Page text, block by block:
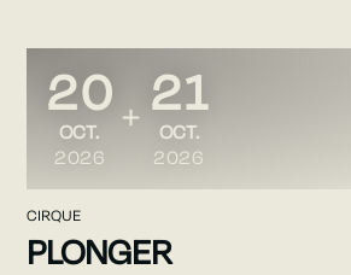
DU
20
OCTOBRE
OCT.
2026
AU
21
OCTOBRE
OCT.
2026
CIRQUE
PLONGER